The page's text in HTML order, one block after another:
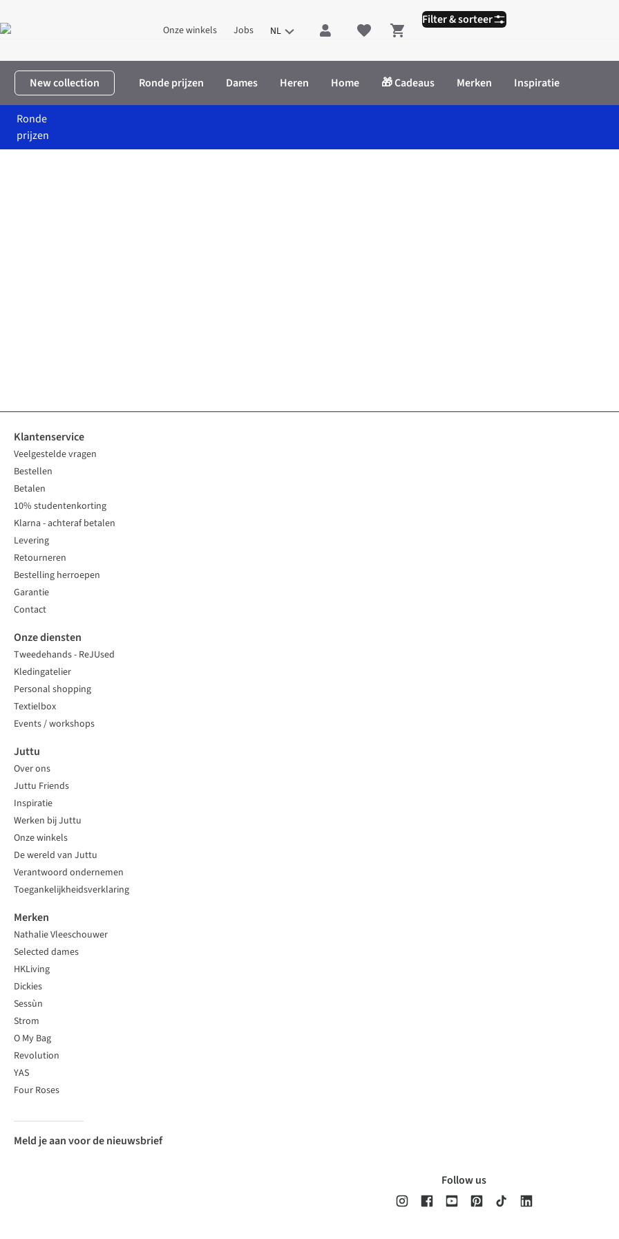
Onze winkels Jobs NL Shopping cart
New collection Ronde prijzen Dames Heren Home 🎁 Cadeaus Merken Inspiratie
Ronde
prijzen
Filter & sorteer
Klantenservice
Veelgestelde vragen
Bestellen
Betalen
10% studentenkorting
Klarna - achteraf betalen
Levering
Retourneren
Bestelling herroepen
Garantie
Contact
Onze diensten
Tweedehands - ReJUsed
Kledingatelier
Personal shopping
Textielbox
Events / workshops
Juttu
Over ons
Juttu Friends
Inspiratie
Werken bij Juttu
Onze winkels
De wereld van Juttu
Verantwoord ondernemen
Toegankelijkheidsverklaring
Merken
Nathalie Vleeschouwer
Selected dames
HKLiving
Dickies
Sessùn
Strom
O My Bag
Revolution
YAS
Four Roses
Meld je aan voor de nieuwsbrief
Follow us